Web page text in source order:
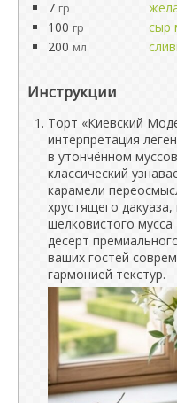
7 гр
100 гр
сыр
200 мл
Инструкции
Торт «Киевский
интерпретация
в утончённом
классический
карамели
хрустящего
шелковистого
десерт
ваших гостей
гармонией текстур.